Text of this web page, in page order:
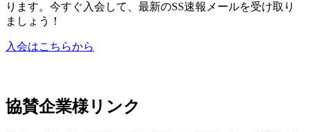
ります。今すぐ入会して、最新のSS速報メールを受け取り
ましょう！
入会はこちらから
協賛企業様リンク